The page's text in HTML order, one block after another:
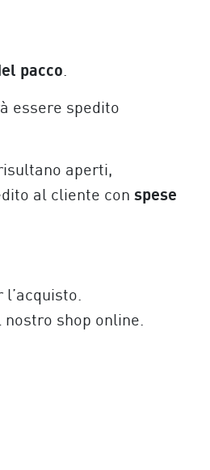
pacco.
essere spedito
aperti,
al cliente con spese
nostro shop online.